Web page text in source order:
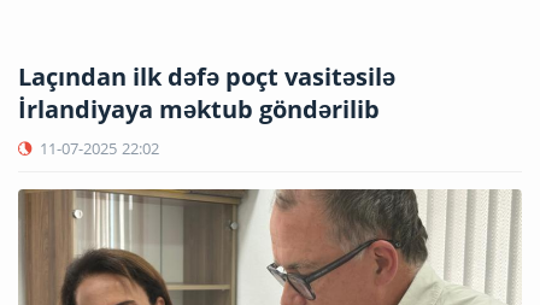
Laçından ilk dəfə poçt vasitəsilə
İrlandiyaya məktub göndərilib
11-07-2025 22:02